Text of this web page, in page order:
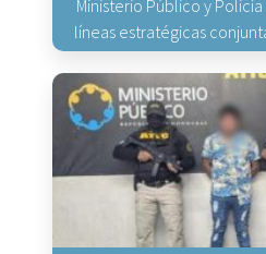
Ministerio Público y
líneas estratégicas